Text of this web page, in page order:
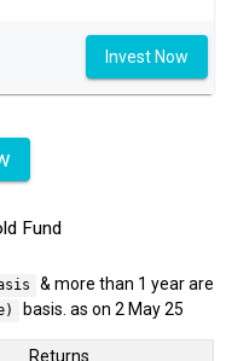
Invest Now
Fund
& more than 1 year are
basis. as on 2 May 25
Returns